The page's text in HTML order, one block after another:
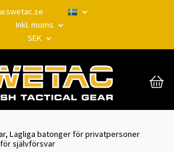
Inkl. moms
SEK
Lagliga batonger för privatpersoner
för självförsvar